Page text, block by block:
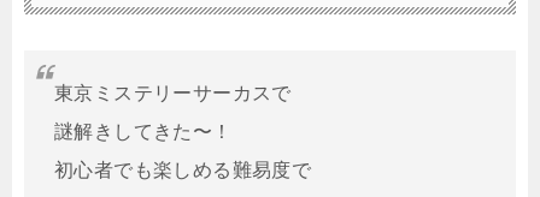
ーメールボックスシリーズで1番好き^ - ^初心者にも団員にも
東京ミステリーサーカスで
謎解きしてきた〜！
初心者でも楽しめる難易度で